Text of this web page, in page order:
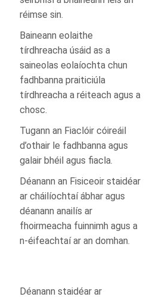
réimse sin.
Baineann eolaithe
tírdhreacha úsáid as a
saineolas eolaíochta chun
fadhbanna praiticiúla
tírdhreacha a réiteach agus a
chosc.
Tugann an Fiaclóir cóireáil
d’othair le fadhbanna agus
galair bhéil agus fiacla.
Déanann an Fisiceoir staidéar
ar cháilíochtaí ábhar agus
déanann anailís ar
fhoirmeacha fuinnimh agus a
n-éifeachtaí ar an domhan.
Déanann staidéar ar